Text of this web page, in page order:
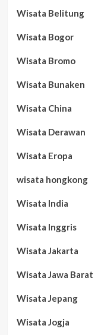
Wisata Belitung
Wisata Bogor
Wisata Bromo
Wisata Bunaken
Wisata China
Wisata Derawan
Wisata Eropa
wisata hongkong
Wisata India
Wisata Inggris
Wisata Jakarta
Wisata Jawa Barat
Wisata Jepang
Wisata Jogja